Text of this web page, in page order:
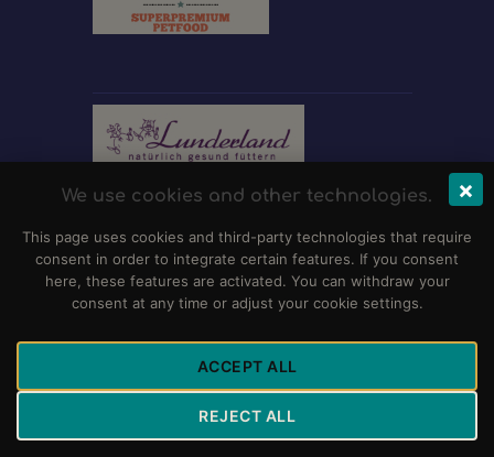
We use cookies and other technologies.
This page uses cookies and third-party technologies that require
consent in order to integrate certain features. If you consent
here, these features are activated. You can withdraw your
consent at any time or adjust your cookie settings.
ACCEPT ALL
REJECT ALL
×